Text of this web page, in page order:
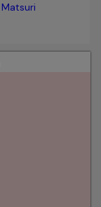
Matsuri